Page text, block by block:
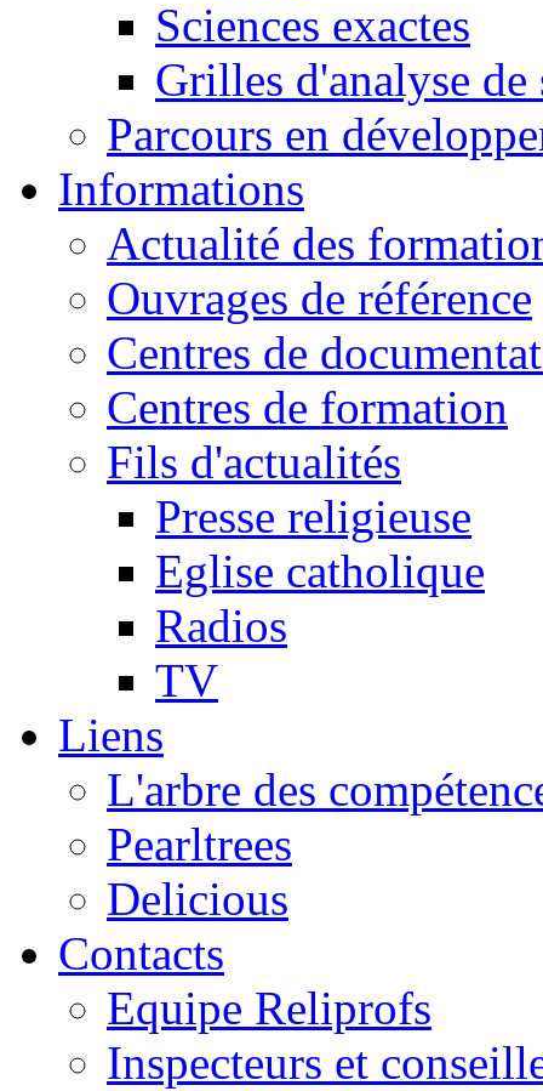
Sciences exactes
Grilles d'analyse de
Parcours en
Informations
Actualité des
Ouvrages de référence
Centres de
Centres de formation
Fils d'actualités
Presse religieuse
Eglise catholique
Radios
TV
Liens
L'arbre des
Pearltrees
Delicious
Contacts
Equipe Reliprofs
Inspecteurs et